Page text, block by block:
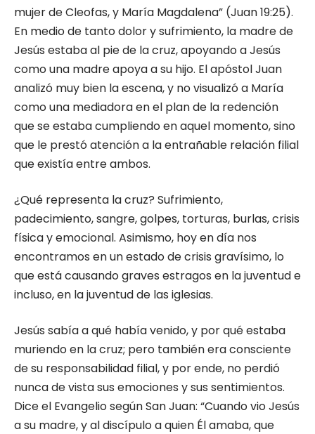
mujer de Cleofas, y María Magdalena” (Juan 19:25).
En medio de tanto dolor y sufrimiento, la madre de
Jesús estaba al pie de la cruz, apoyando a Jesús
como una madre apoya a su hijo. El apóstol Juan
analizó muy bien la escena, y no visualizó a María
como una mediadora en el plan de la redención
que se estaba cumpliendo en aquel momento, sino
que le prestó atención a la entrañable relación filial
que existía entre ambos.
¿Qué representa la cruz? Sufrimiento,
padecimiento, sangre, golpes, torturas, burlas, crisis
física y emocional. Asimismo, hoy en día nos
encontramos en un estado de crisis gravísimo, lo
que está causando graves estragos en la juventud e
incluso, en la juventud de las iglesias.
Jesús sabía a qué había venido, y por qué estaba
muriendo en la cruz; pero también era consciente
de su responsabilidad filial, y por ende, no perdió
nunca de vista sus emociones y sus sentimientos.
Dice el Evangelio según San Juan: “Cuando vio Jesús
a su madre, y al discípulo a quien Él amaba, que